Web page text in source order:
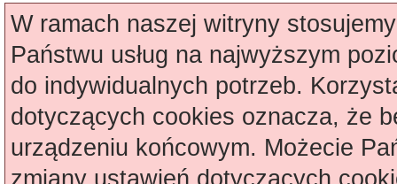
W ramach naszej witryny
Państwu usług na najwyższym
do indywidualnych potrzeb.
dotyczących cookies oznacza, że
urządzeniu końcowym. Możecie
zmiany ustawień dotyczących